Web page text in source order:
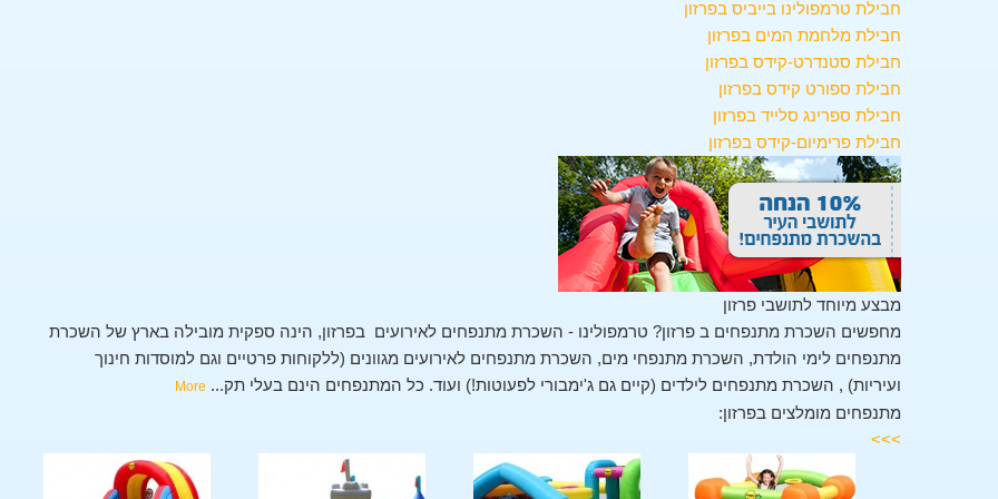
חבילת טרמפולינו בייביס בפרזון
חבילת מלחמת המים בפרזון
חבילת סטנדרט-קידס בפרזון
חבילת ספורט קידס בפרזון
חבילת ספרינג סלייד בפרזון
חבילת פרימיום-קידס בפרזון
מבצע מיוחד לתושבי פרזון
מחפשים השכרת מתנפחים ב פרזון? טרמפולינו - השכרת מתנפחים לאירועים בפרזון, הינה ספקית מובילה בארץ של השכרת
מתנפחים לימי הולדת, השכרת מתנפחי מים, השכרת מתנפחים לאירועים מגוונים (ללקוחות פרטיים וגם למוסדות חינוך
ועיריות) , השכרת מתנפחים לילדים (קיים גם ג'ימבורי לפעוטות!) ועוד. כל המתנפחים הינם בעלי תק...
More
מתנפחים מומלצים בפרזון:
>>>